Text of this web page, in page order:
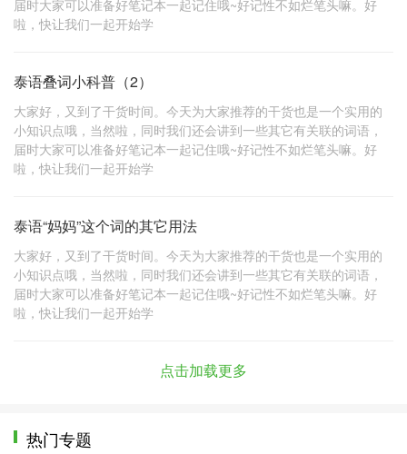
届时大家可以准备好笔记本一起记住哦~好记性不如烂笔头嘛。好
啦，快让我们一起开始学
泰语叠词小科普（2）
大家好，又到了干货时间。今天为大家推荐的干货也是一个实用的
小知识点哦，当然啦，同时我们还会讲到一些其它有关联的词语，
届时大家可以准备好笔记本一起记住哦~好记性不如烂笔头嘛。好
啦，快让我们一起开始学
泰语“妈妈”这个词的其它用法
大家好，又到了干货时间。今天为大家推荐的干货也是一个实用的
小知识点哦，当然啦，同时我们还会讲到一些其它有关联的词语，
届时大家可以准备好笔记本一起记住哦~好记性不如烂笔头嘛。好
啦，快让我们一起开始学
点击加载更多
热门专题